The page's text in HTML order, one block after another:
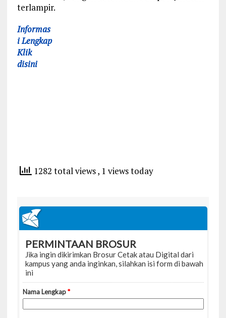
terlampir.
Informas
i Lengkap
Klik
disini
1282 total views, 1 views today